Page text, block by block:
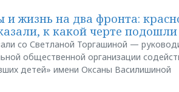
и жизнь на два фронта:
к какой черте подошли
со Светланой Торгашиной —
общественной организации
детей» имени Оксаны Василишиной